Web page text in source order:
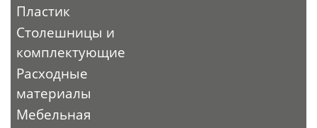
Пластик
Столешницы и
комплектующие
Расходные
материалы
Мебельная